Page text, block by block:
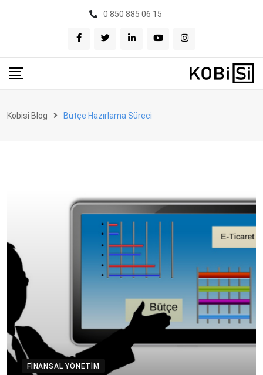
0 850 885 06 15
Kobisi Blog Bütçe Hazırlama Süreci
FINANSAL YÖNETIM